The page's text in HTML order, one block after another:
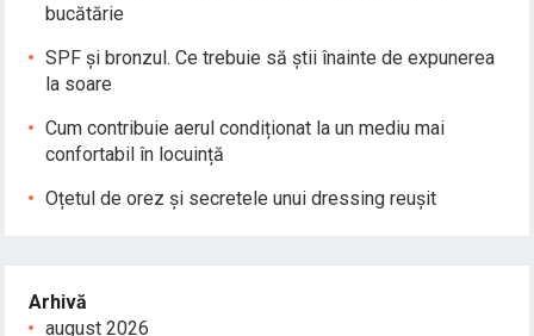
bucătărie
SPF și bronzul. Ce trebuie să știi înainte de expunerea
la soare
Cum contribuie aerul condiționat la un mediu mai
confortabil în locuință
Oțetul de orez și secretele unui dressing reușit
Arhivă
august 2026